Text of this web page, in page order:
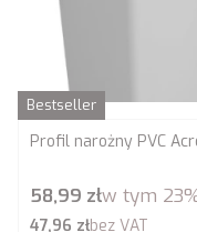
Bestseller
Profil narożny PVC
Cena brutto
58,99 złw tym
Cena netto
47,96 złbez VAT